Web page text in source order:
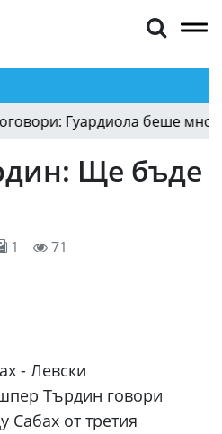
Гуардиола беше много
Ще бъде
1 71
- Левски
Търдин говори
от третия